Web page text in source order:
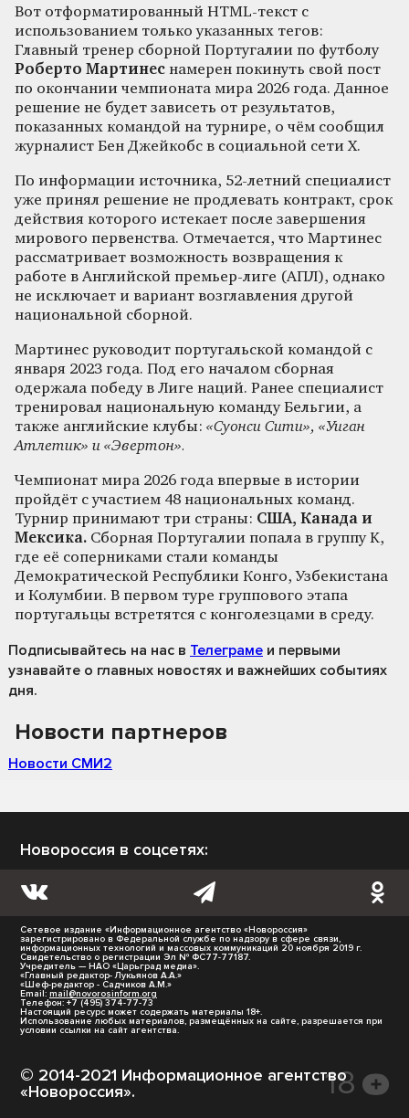
Вот отформатированный HTML-текст с
использованием только указанных тегов:
Главный тренер сборной Португалии по футболу
Роберто Мартинес намерен покинуть свой пост
по окончании чемпионата мира 2026 года. Данное
решение не будет зависеть от результатов,
показанных командой на турнире, о чём сообщил
журналист Бен Джейкобс в социальной сети X.
По информации источника, 52-летний специалист
уже принял решение не продлевать контракт, срок
действия которого истекает после завершения
мирового первенства. Отмечается, что Мартинес
рассматривает возможность возвращения к
работе в Английской премьер-лиге (АПЛ), однако
не исключает и вариант возглавления другой
национальной сборной.
Мартинес руководит португальской командой с
января 2023 года. Под его началом сборная
одержала победу в Лиге наций. Ранее специалист
тренировал национальную команду Бельгии, а
также английские клубы: «Суонси Сити», «Уиган
Атлетик» и «Эвертон».
Чемпионат мира 2026 года впервые в истории
пройдёт с участием 48 национальных команд.
Турнир принимают три страны: США, Канада и
Мексика. Сборная Португалии попала в группу K,
где её соперниками стали команды
Демократической Республики Конго, Узбекистана
и Колумбии. В первом туре группового этапа
португальцы встретятся с конголезцами в среду.
Подписывайтесь на нас в Телеграме и первыми
узнавайте о главных новостях и важнейших событиях
дня.
Новости партнеров
Новости СМИ2
Новороссия в соцсетях:
Сетевое издание «Информационное агентство «Новороссия»
зарегистрировано в Федеральной службе по надзору в сфере связи,
информационных технологий и массовых коммуникаций 20 ноября 2019 г.
Свидетельство о регистрации Эл № ФС77-77187.
Учредитель — НАО «Царьград медиа».
«Главный редактор- Лукьянов А.А.»
«Шеф-редактор - Садчиков А.М.»
Email: mail@novorosinform.org
Телефон: +7 (495) 374-77-73
Настоящий ресурс может содержать материалы 18+.
Использование любых материалов, размещённых на сайте, разрешается при
условии ссылки на сайт агентства.
© 2014-2021 Информационное агентство
«Новороссия».